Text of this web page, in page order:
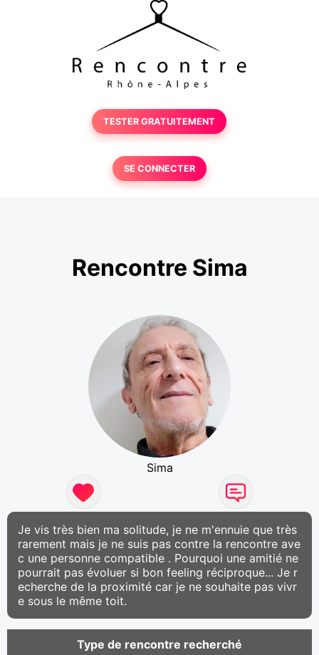
TESTER GRATUITEMENT
SE CONNECTER
Rencontre Sima
Sima
Je vis très bien ma solitude, je ne m'ennuie que très
rarement mais je ne suis pas contre la rencontre ave
c une personne compatible . Pourquoi une amitié ne
pourrait pas évoluer si bon feeling réciproque... Je r
echerche de la proximité car je ne souhaite pas vivr
e sous le même toit.
Type de rencontre recherché